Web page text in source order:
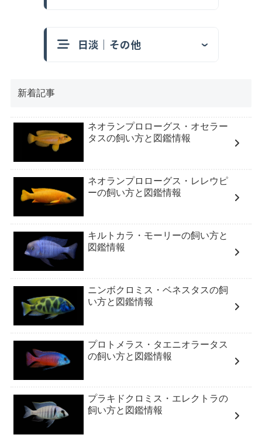
日淡｜その他
新着記事
ネオランプロローグス・オセラー
タスの飼い方と図鑑情報
ネオランプロローグス・レレウピ
ーの飼い方と図鑑情報
キルトカラ・モーリーの飼い方と
図鑑情報
ニンボクロミス・ベネスタスの飼
い方と図鑑情報
プロトメラス・タエニオラータス
の飼い方と図鑑情報
プラキドクロミス・エレクトラの
飼い方と図鑑情報